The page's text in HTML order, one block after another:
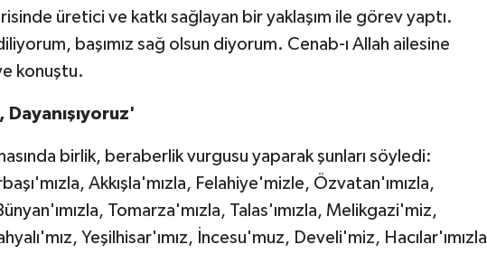
üretici ve katkı sağlayan bir yaklaşım ile görev yaptı.
başımız sağ olsun diyorum. Cenab-ı Allah ailesine
konuştu.
Dayanışıyoruz'
birlik, beraberlik vurgusu yaparak şunları söyledi:
Akkışla'mızla, Felahiye'mizle, Özvatan'ımızla,
Tomarza'mızla, Talas'ımızla, Melikgazi'miz,
Yeşilhisar'ımız, İncesu'muz, Develi'miz, Hacılar'ımızla